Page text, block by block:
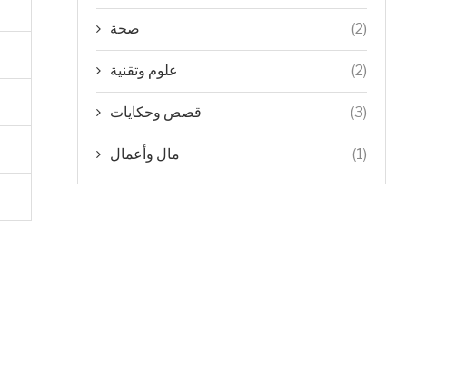
صحة (2)
علوم وتقنية (2)
قصص وحكايات (3)
مال وأعمال (1)